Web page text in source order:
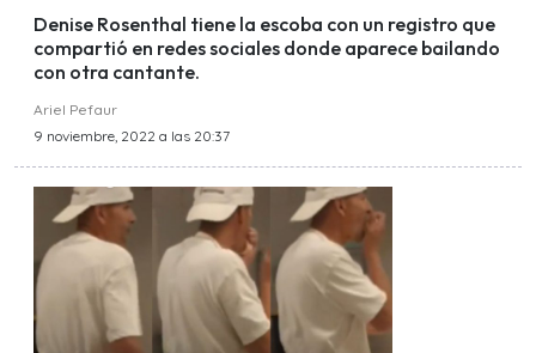
Denise Rosenthal tiene la escoba con un registro que
compartió en redes sociales donde aparece bailando
con otra cantante.
Ariel Pefaur
9 noviembre, 2022 a las 20:37